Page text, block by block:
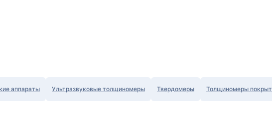
аппараты Ультразвуковые толщиномеры Твердомеры Толщиномеры